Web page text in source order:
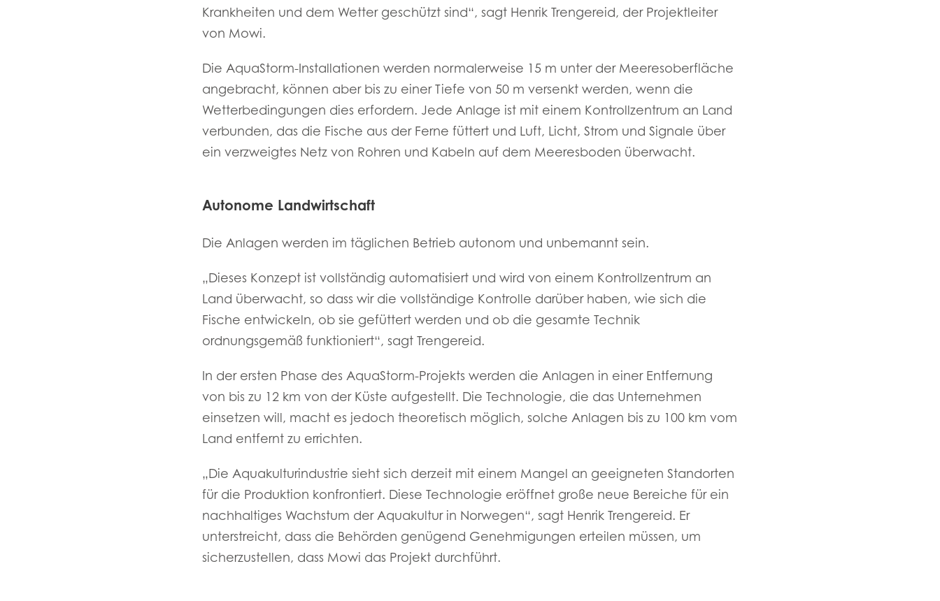
Mowi Global
Krankheiten und dem Wetter geschützt sind“, sagt Henrik Trengereid, der Projektleiter
von Mowi.
Die AquaStorm-Installationen werden normalerweise 15 m unter der Meeresoberfläche
angebracht, können aber bis zu einer Tiefe von 50 m versenkt werden, wenn die
Wetterbedingungen dies erfordern. Jede Anlage ist mit einem Kontrollzentrum an Land
verbunden, das die Fische aus der Ferne füttert und Luft, Licht, Strom und Signale über
ein verzweigtes Netz von Rohren und Kabeln auf dem Meeresboden überwacht.
Autonome Landwirtschaft
Die Anlagen werden im täglichen Betrieb autonom und unbemannt sein.
„Dieses Konzept ist vollständig automatisiert und wird von einem Kontrollzentrum an
Land überwacht, so dass wir die vollständige Kontrolle darüber haben, wie sich die
Fische entwickeln, ob sie gefüttert werden und ob die gesamte Technik
ordnungsgemäß funktioniert“, sagt Trengereid.
In der ersten Phase des AquaStorm-Projekts werden die Anlagen in einer Entfernung
von bis zu 12 km von der Küste aufgestellt. Die Technologie, die das Unternehmen
einsetzen will, macht es jedoch theoretisch möglich, solche Anlagen bis zu 100 km vom
Land entfernt zu errichten.
„Die Aquakulturindustrie sieht sich derzeit mit einem Mangel an geeigneten Standorten
für die Produktion konfrontiert. Diese Technologie eröffnet große neue Bereiche für ein
nachhaltiges Wachstum der Aquakultur in Norwegen“, sagt Henrik Trengereid. Er
unterstreicht, dass die Behörden genügend Genehmigungen erteilen müssen, um
sicherzustellen, dass Mowi das Projekt durchführt.